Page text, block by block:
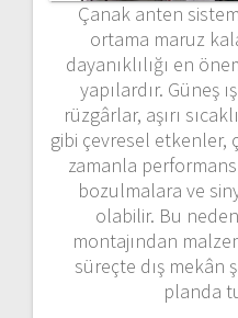
Çanak anten
ortama maruz
dayanıklılığı en
yapılardır. Güneş
rüzgârlar, aşırı
gibi çevresel etkenler,
zamanla performans
bozulmalara ve
olabilir. Bu
montajından
süreçte dış mekân
planda